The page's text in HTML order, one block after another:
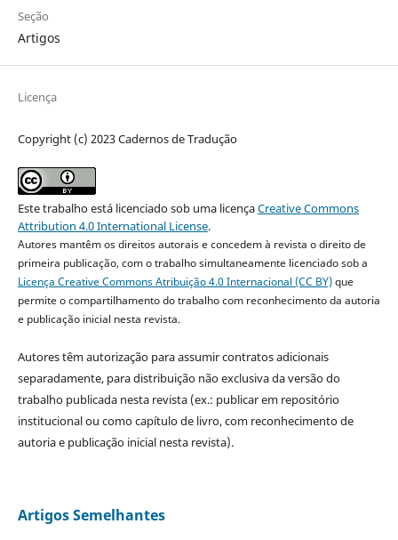
Seção
Artigos
Licença
Copyright (c) 2023 Cadernos de Tradução
Este trabalho está licenciado sob uma licençaCreative Commons
Attribution 4.0 International License.
Autores mantêm os direitos autorais e concedem à revista o direito de
primeira publicação, com o trabalho simultaneamente licenciado sob a
Licença Creative Commons Atribuição 4.0 Internacional (CC BY)que
permite o compartilhamento do trabalho com reconhecimento da autoria
e publicação inicial nesta revista.
Autores têm autorização para assumir contratos adicionais
separadamente, para distribuição não exclusiva da versão do
trabalho publicada nesta revista (ex.: publicar em repositório
institucional ou como capítulo de livro, com reconhecimento de
autoria e publicação inicial nesta revista).
Artigos Semelhantes